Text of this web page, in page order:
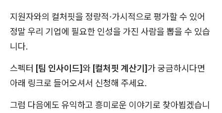
지원자와의 컬처핏을 정량적·가시적으로 평가할 수 있어
정말 우리 기업에 필요한 인성을 가진 사람을 뽑을 수 있습
니다.
스펙터 [팀 인사이드]와 [컬처핏 계산기]가 궁금하시다면
아래 링크로 들어오셔서 신청해 주세요.
그럼 다음에도 유익하고 흥미로운 이야기로 찾아뵙겠습니